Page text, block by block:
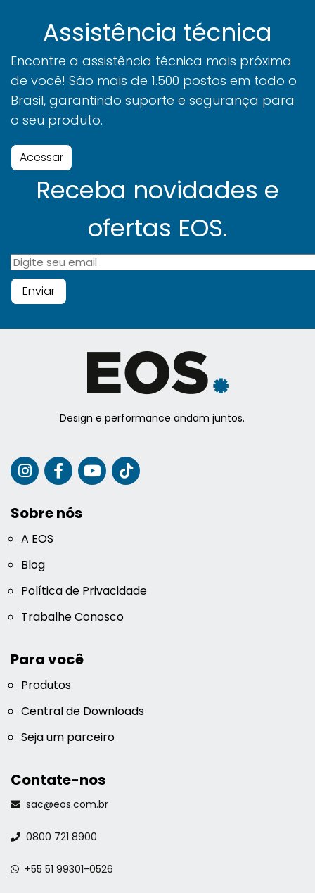
Assistência técnica
Encontre a assistência técnica mais próxima
de você! São mais de 1.500 postos em todo o
Brasil, garantindo suporte e segurança para
o seu produto.
Acessar
Receba novidades e
ofertas EOS.
Design e performance andam juntos.
Sobre nós
A EOS
Blog
Política de Privacidade
Trabalhe Conosco
Para você
Produtos
Central de Downloads
Seja um parceiro
Contate-nos
sac@eos.com.br
0800 721 8900
+55 51 99301-0526